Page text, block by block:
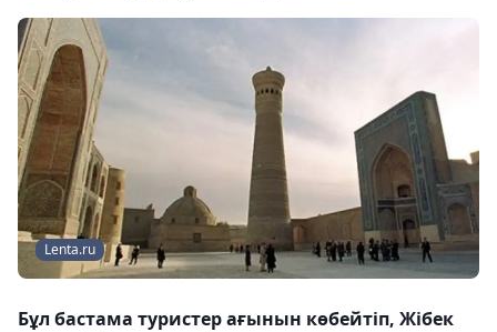
Lenta.ru
Бұл бастама туристер ағынын көбейтіп, Жібек